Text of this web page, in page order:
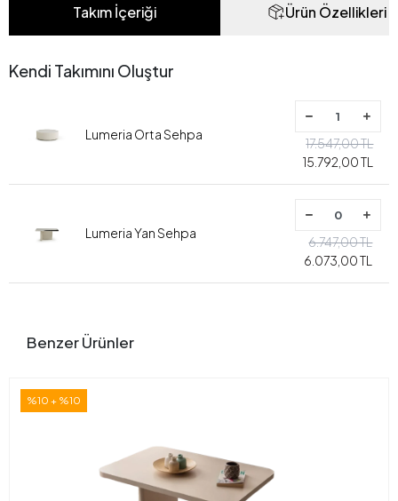
Takım İçeriği Ürün Özellikleri
Kendi Takımını Oluştur
Lumeria Orta Sehpa
17.547,00 TL
15.792,00 TL
Lumeria Yan Sehpa
6.747,00 TL
6.073,00 TL
Benzer Ürünler
%10 + %10